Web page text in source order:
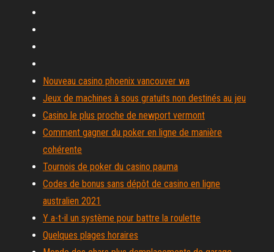
Nouveau casino phoenix vancouver wa
Jeux de machines à sous gratuits non destinés au jeu
Casino le plus proche de newport vermont
Comment gagner du poker en ligne de manière
cohérente
Tournois de poker du casino pauma
Codes de bonus sans dépôt de casino en ligne
australien 2021
Y a-t-il un système pour battre la roulette
Quelques plages horaires